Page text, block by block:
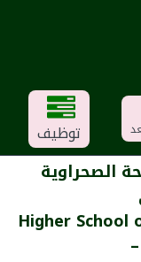
توظيف
الصحراوية
Higher School